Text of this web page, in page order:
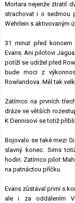
Mortara nejenže ztratil
strachovat i o sedmou
Wehrlein s aktivovaným
31 minut před
Evans. Ani pilotovi
potíží se udržel před
bude moci z
Rowlandova. Měl tak
Zatímco na prvních
dráze ve větších
K Dennisovi se totiž
Bojovalo se také mezi
slavný konec. Sims
hodin. Zatímco pilot
na patnáctou příčku.
Evans zůstával první s
ale i za oddálením